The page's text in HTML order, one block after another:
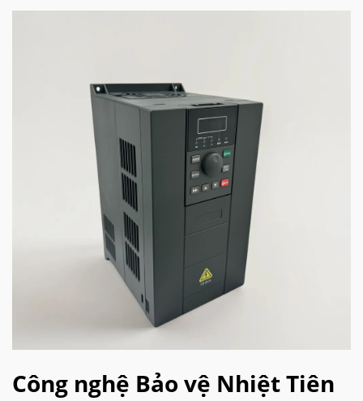
Công nghệ Bảo vệ Nhiệt Tiên